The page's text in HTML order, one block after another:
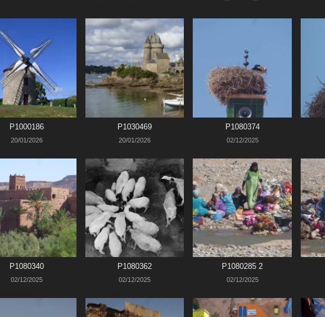
P1000186
20/01/2026
P1030469
20/01/2026
P1080374
02/12/2025
P1080340
02/12/2025
P1080362
02/12/2025
P1080285 2
02/12/2025